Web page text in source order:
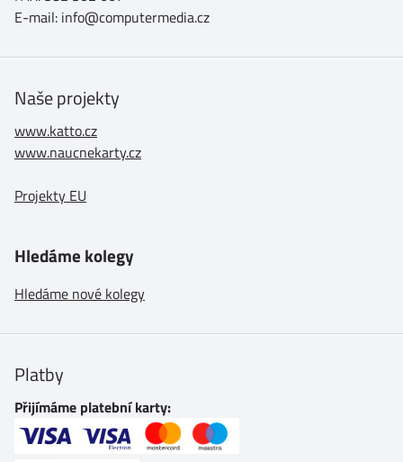
E-mail: info@computermedia.cz
Naše projekty
www.katto.cz
www.naucnekarty.cz
Projekty EU
Hledáme kolegy
Hledáme nové kolegy
Platby
Přijímáme platební karty: